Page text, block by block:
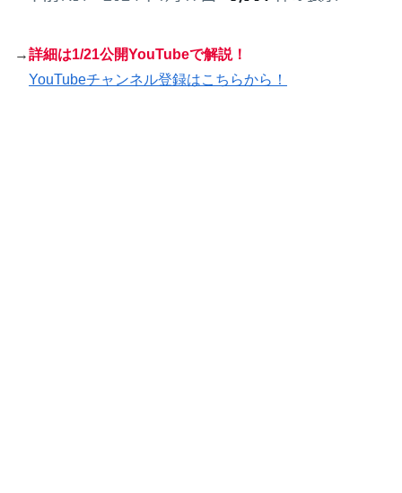
→詳細は1/21公開YouTubeで解説！
YouTubeチャンネル登録はこちらから！